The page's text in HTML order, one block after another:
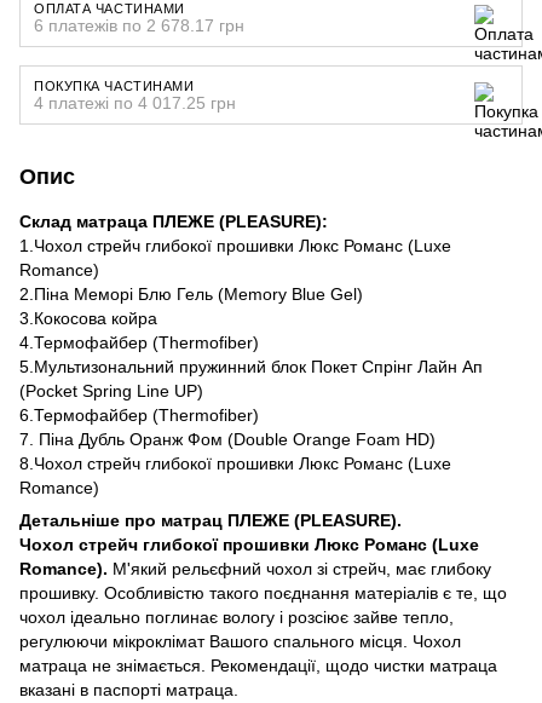
ОПЛАТА ЧАСТИНАМИ
6 платежів по 2 678.17 грн
ПОКУПКА ЧАСТИНАМИ
4 платежі по 4 017.25 грн
Опис
Склад матраца ПЛЕЖЕ (PLEASURE):
1.Чохол стрейч глибокої прошивки Люкс Романс (Luxe
Romance)
2.Піна Меморі Блю Гель (Memory Blue Gel)
3.Кокосова койра
4.Термофайбер (Thermofiber)
5.Мультизональний пружинний блок Покет Спрінг Лайн Ап
(Pocket Spring Line UP)
6.Термофайбер (Thermofiber)
7. Піна Дубль Оранж Фом (Double Orange Foam HD)
8.Чохол стрейч глибокої прошивки Люкс Романс (Luxe
Romance)
Детальніше про матрац ПЛЕЖЕ (PLEASURE).
Чохол стрейч глибокої прошивки Люкс Романс (Luxe
Romance). М'який рельєфний чохол зi стрейч, має глибоку
прошивку. Особливістю такого поєднання матеріалів є те, що
чохол ідеально поглинає вологу і розсіює зайве тепло,
регулюючи мікроклімат Вашого спального місця. Чохол
матраца не знімається. Рекомендації, щодо чистки матраца
вказані в паспорті матраца.